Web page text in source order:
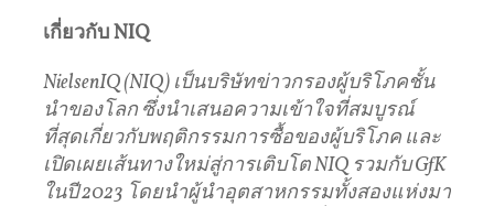
เกี่ยวกับ NIQ
NielsenIQ (NIQ) เป็นบริษัทข่าวกรองผู้บริโภคชั้น
นําของโลก ซึ่งนำเสนอความเข้าใจที่สมบูรณ์
ที่สุดเกี่ยวกับพฤติกรรมการซื้อของผู้บริโภค และ
เปิดเผยเส้นทางใหม่สู่การเติบโต NIQ รวมกับ GfK
ในปี 2023 โดยนําผู้นําอุตสาหกรรมทั้งสองแห่งมา